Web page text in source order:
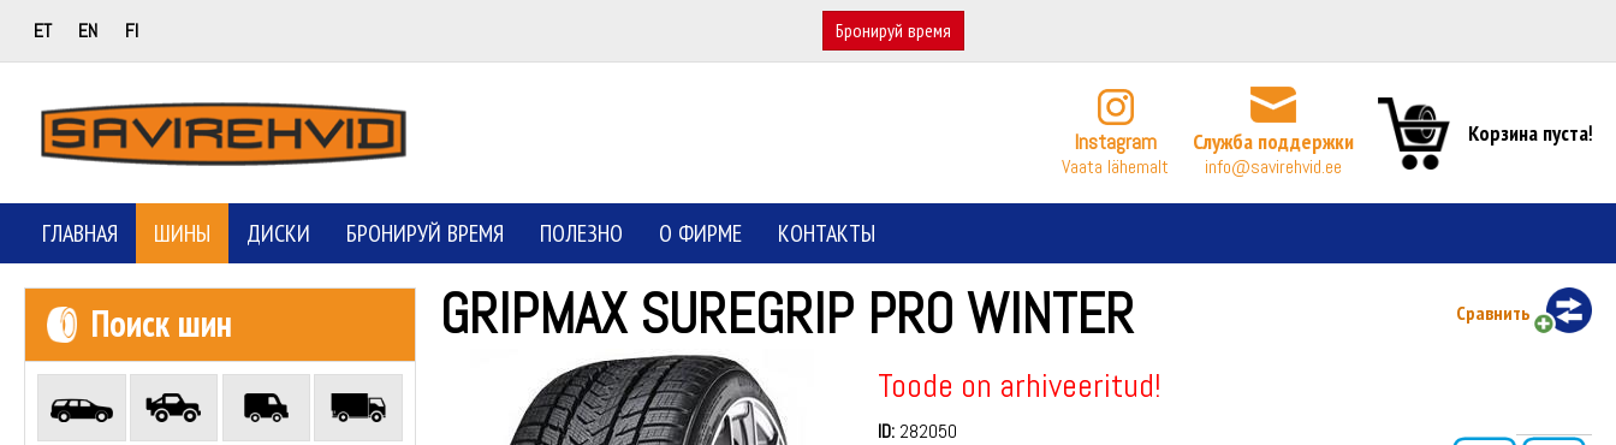
ET EN FI Бронируй время
Instagram
Vaata lähemalt
Служба поддержки
info@savirehvid.ee
Корзина пуста!
ГЛАВНАЯ ШИНЫ ДИСКИ БРОНИРУЙ ВРЕМЯ ПОЛЕЗНО О ФИРМЕ КОНТАКТЫ
Поиск шин GRIPMAX SUREGRIP PRO WINTER Сравнить
Toode on arhiveeritud!
ID: 282050